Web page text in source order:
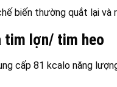
biến thường quắt lại và
tim lợn/ tim heo
cấp 81 kcalo năng